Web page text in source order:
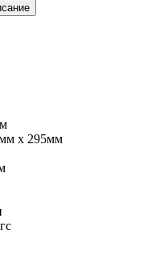
x 295мм